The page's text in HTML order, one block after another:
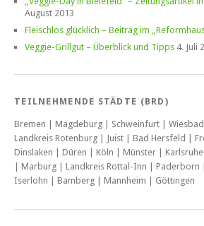
August 2013
Fleischlos glücklich – Beitrag im
Veggie-Grillgut – Überblick und Tipps 4. Juli
TEILNEHMENDE STÄDTE (BRD)
Bremen | Magdeburg | Schweinfurt |
Landkreis Rotenburg | Juist | Bad Hersfeld |
Dinslaken | Düren | Köln | Münster |
| Marburg | Landkreis Rottal-Inn | Paderborn
Iserlohn | Bamberg | Mannheim | Göttingen